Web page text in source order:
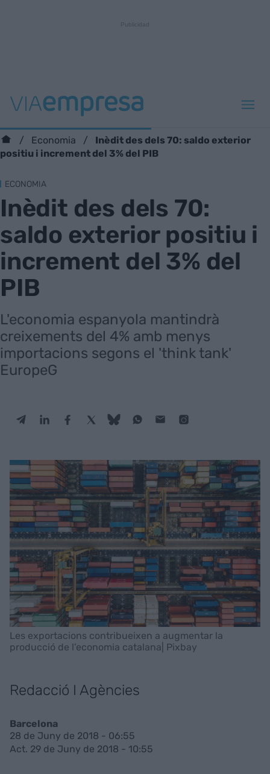
Economia
Inèdit des dels 70: saldo exterior
positiu i increment del 3% del PIB
ECONOMIA
Inèdit des dels 70:
saldo exterior positiu i
increment del 3% del
PIB
L'economia espanyola mantindrà
creixements del 4% amb menys
importacions segons el 'think tank'
EuropeG
Les exportacions contribueixen a augmentar la
producció de l’economia catalana| Pixbay
Redacció I Agències
Barcelona
28 de Juny de 2018 - 06:55
Act. 29 de Juny de 2018 - 10:55